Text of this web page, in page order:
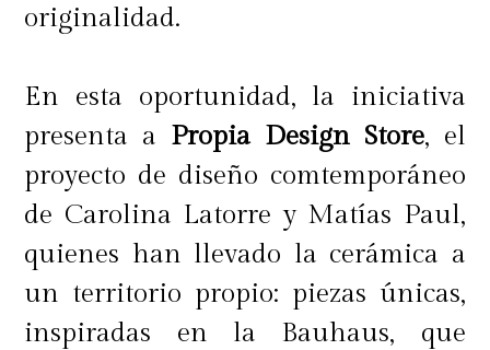
originalidad.
En esta oportunidad, la iniciativa
presenta a Propia Design Store, el
proyecto de diseño comtemporáneo
de Carolina Latorre y Matías Paul,
quienes han llevado la cerámica a
un territorio propio: piezas únicas,
inspiradas en la Bauhaus, que